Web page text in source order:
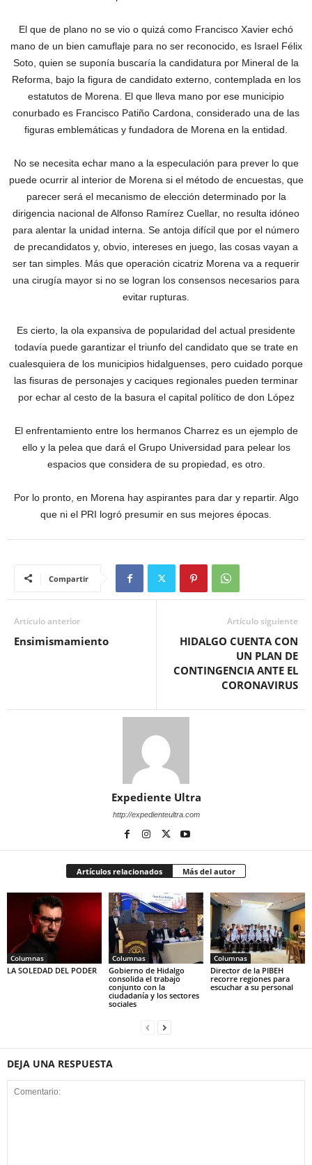
El que de plano no se vio o quizá como Francisco Xavier echó
mano de un bien camuflaje para no ser reconocido, es Israel Félix
Soto, quien se suponía buscaría la candidatura por Mineral de la
Reforma, bajo la figura de candidato externo, contemplada en los
estatutos de Morena. El que lleva mano por ese municipio
conurbado es Francisco Patiño Cardona, considerado una de las
figuras emblemáticas y fundadora de Morena en la entidad.
No se necesita echar mano a la especulación para prever lo que
puede ocurrir al interior de Morena si el método de encuestas, que
parecer será el mecanismo de elección determinado por la
dirigencia nacional de Alfonso Ramírez Cuellar, no resulta idóneo
para alentar la unidad interna. Se antoja difícil que por el número
de precandidatos y, obvio, intereses en juego, las cosas vayan a
ser tan simples. Más que operación cicatriz Morena va a requerir
una cirugía mayor si no se logran los consensos necesarios para
evitar rupturas.
Es cierto, la ola expansiva de popularidad del actual presidente
todavía puede garantizar el triunfo del candidato que se trate en
cualesquiera de los municipios hidalguenses, pero cuidado porque
las fisuras de personajes y caciques regionales pueden terminar
por echar al cesto de la basura el capital político de don López
El enfrentamiento entre los hermanos Charrez es un ejemplo de
ello y la pelea que dará el Grupo Universidad para pelear los
espacios que considera de su propiedad, es otro.
Por lo pronto, en Morena hay aspirantes para dar y repartir. Algo
que ni el PRI logró presumir en sus mejores épocas.
Compartir
Artículo anterior
Ensimismamiento
Artículo siguiente
HIDALGO CUENTA CON
UN PLAN DE
CONTINGENCIA ANTE EL
CORONAVIRUS
Expediente Ultra
http://expedienteultra.com
Artículos relacionados Más del autor
Columnas
LA SOLEDAD DEL PODER
Columnas
Gobierno de Hidalgo
consolida el trabajo
conjunto con la
ciudadanía y los sectores
sociales
Columnas
Director de la PIBEH
recorre regiones para
escuchar a su personal
DEJA UNA RESPUESTA